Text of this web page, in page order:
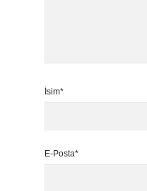
İsim*
E-Posta*